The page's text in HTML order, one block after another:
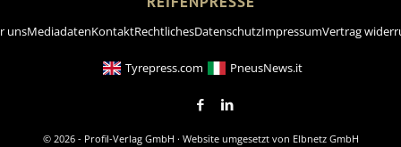
unsMediadatenKontaktRechtlichesDatenschutzImpressumVertrag
Tyrepress.com PneusNews.it
© 2026 - Profil-Verlag GmbH · Website umgesetzt von Elbnetz GmbH